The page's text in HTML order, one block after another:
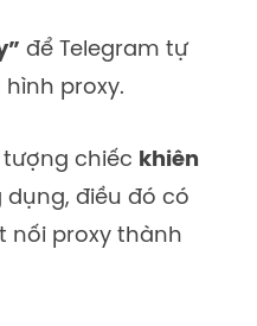
để Telegram tự
proxy.
chiếc khiên
dụng, điều đó có
nối proxy thành